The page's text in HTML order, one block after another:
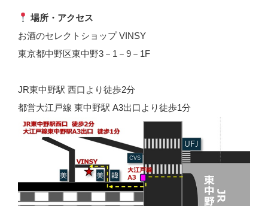
場所・アクセス
お酒のセレクトショップ VINSY
東京都中野区東中野3－1－9－1F
JR東中野駅 西口より徒歩2分
都営大江戸線 東中野駅 A3出口より徒歩1分